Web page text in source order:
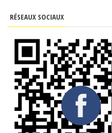
RÉSEAUX SOCIAUX